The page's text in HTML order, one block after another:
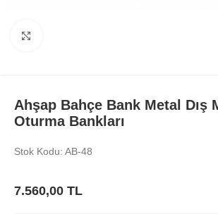
Ahşap Bahçe Bank Metal Dış
Oturma Bankları
Stok Kodu: AB-48
7.560,00 TL